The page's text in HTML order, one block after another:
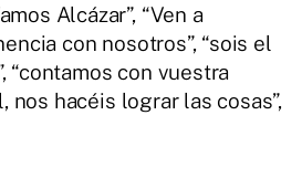
Alcázar”, “Ven a
con nosotros”, “sois el
“contamos con vuestra
nos hacéis lograr las cosas”,